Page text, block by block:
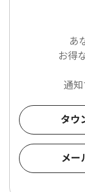
あ
お得
通知
タウ
メー